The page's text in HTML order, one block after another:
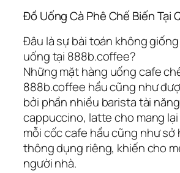
Đồ Uống Cà Phê Chế Biến Tại
Đâu là sự bài toán không
uống tại 888b.coffee?
Những mặt hàng uống cafe
888b.coffee hầu cũng như
bởi phần nhiều barista tài
cappuccino, latte cho mang
mỗi cốc cafe hầu cũng như sở
thông dụng riêng, khiến cho
người nhà.